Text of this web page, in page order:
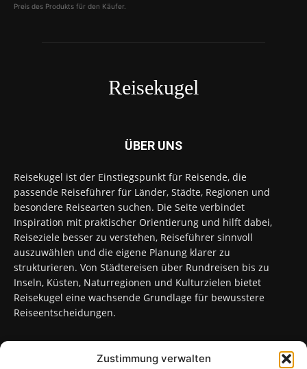
Zustimmung verwalten
Preis des Produkts für den Käufer.
Reisekugel
ÜBER UNS
Reisekugel ist der Einstiegspunkt für Reisende, die
passende Reiseführer für Länder, Städte, Regionen und
besondere Reisearten suchen. Die Seite verbindet
Inspiration mit praktischer Orientierung und hilft dabei,
Reiseziele besser zu verstehen, Reiseführer sinnvoll
auszuwählen und die eigene Planung klarer zu
strukturieren. Von Städtereisen über Rundreisen bis zu
Inseln, Küsten, Naturregionen und Kulturzielen bietet
Reisekugel eine wachsende Grundlage für bewusstere
Reiseentscheidungen.